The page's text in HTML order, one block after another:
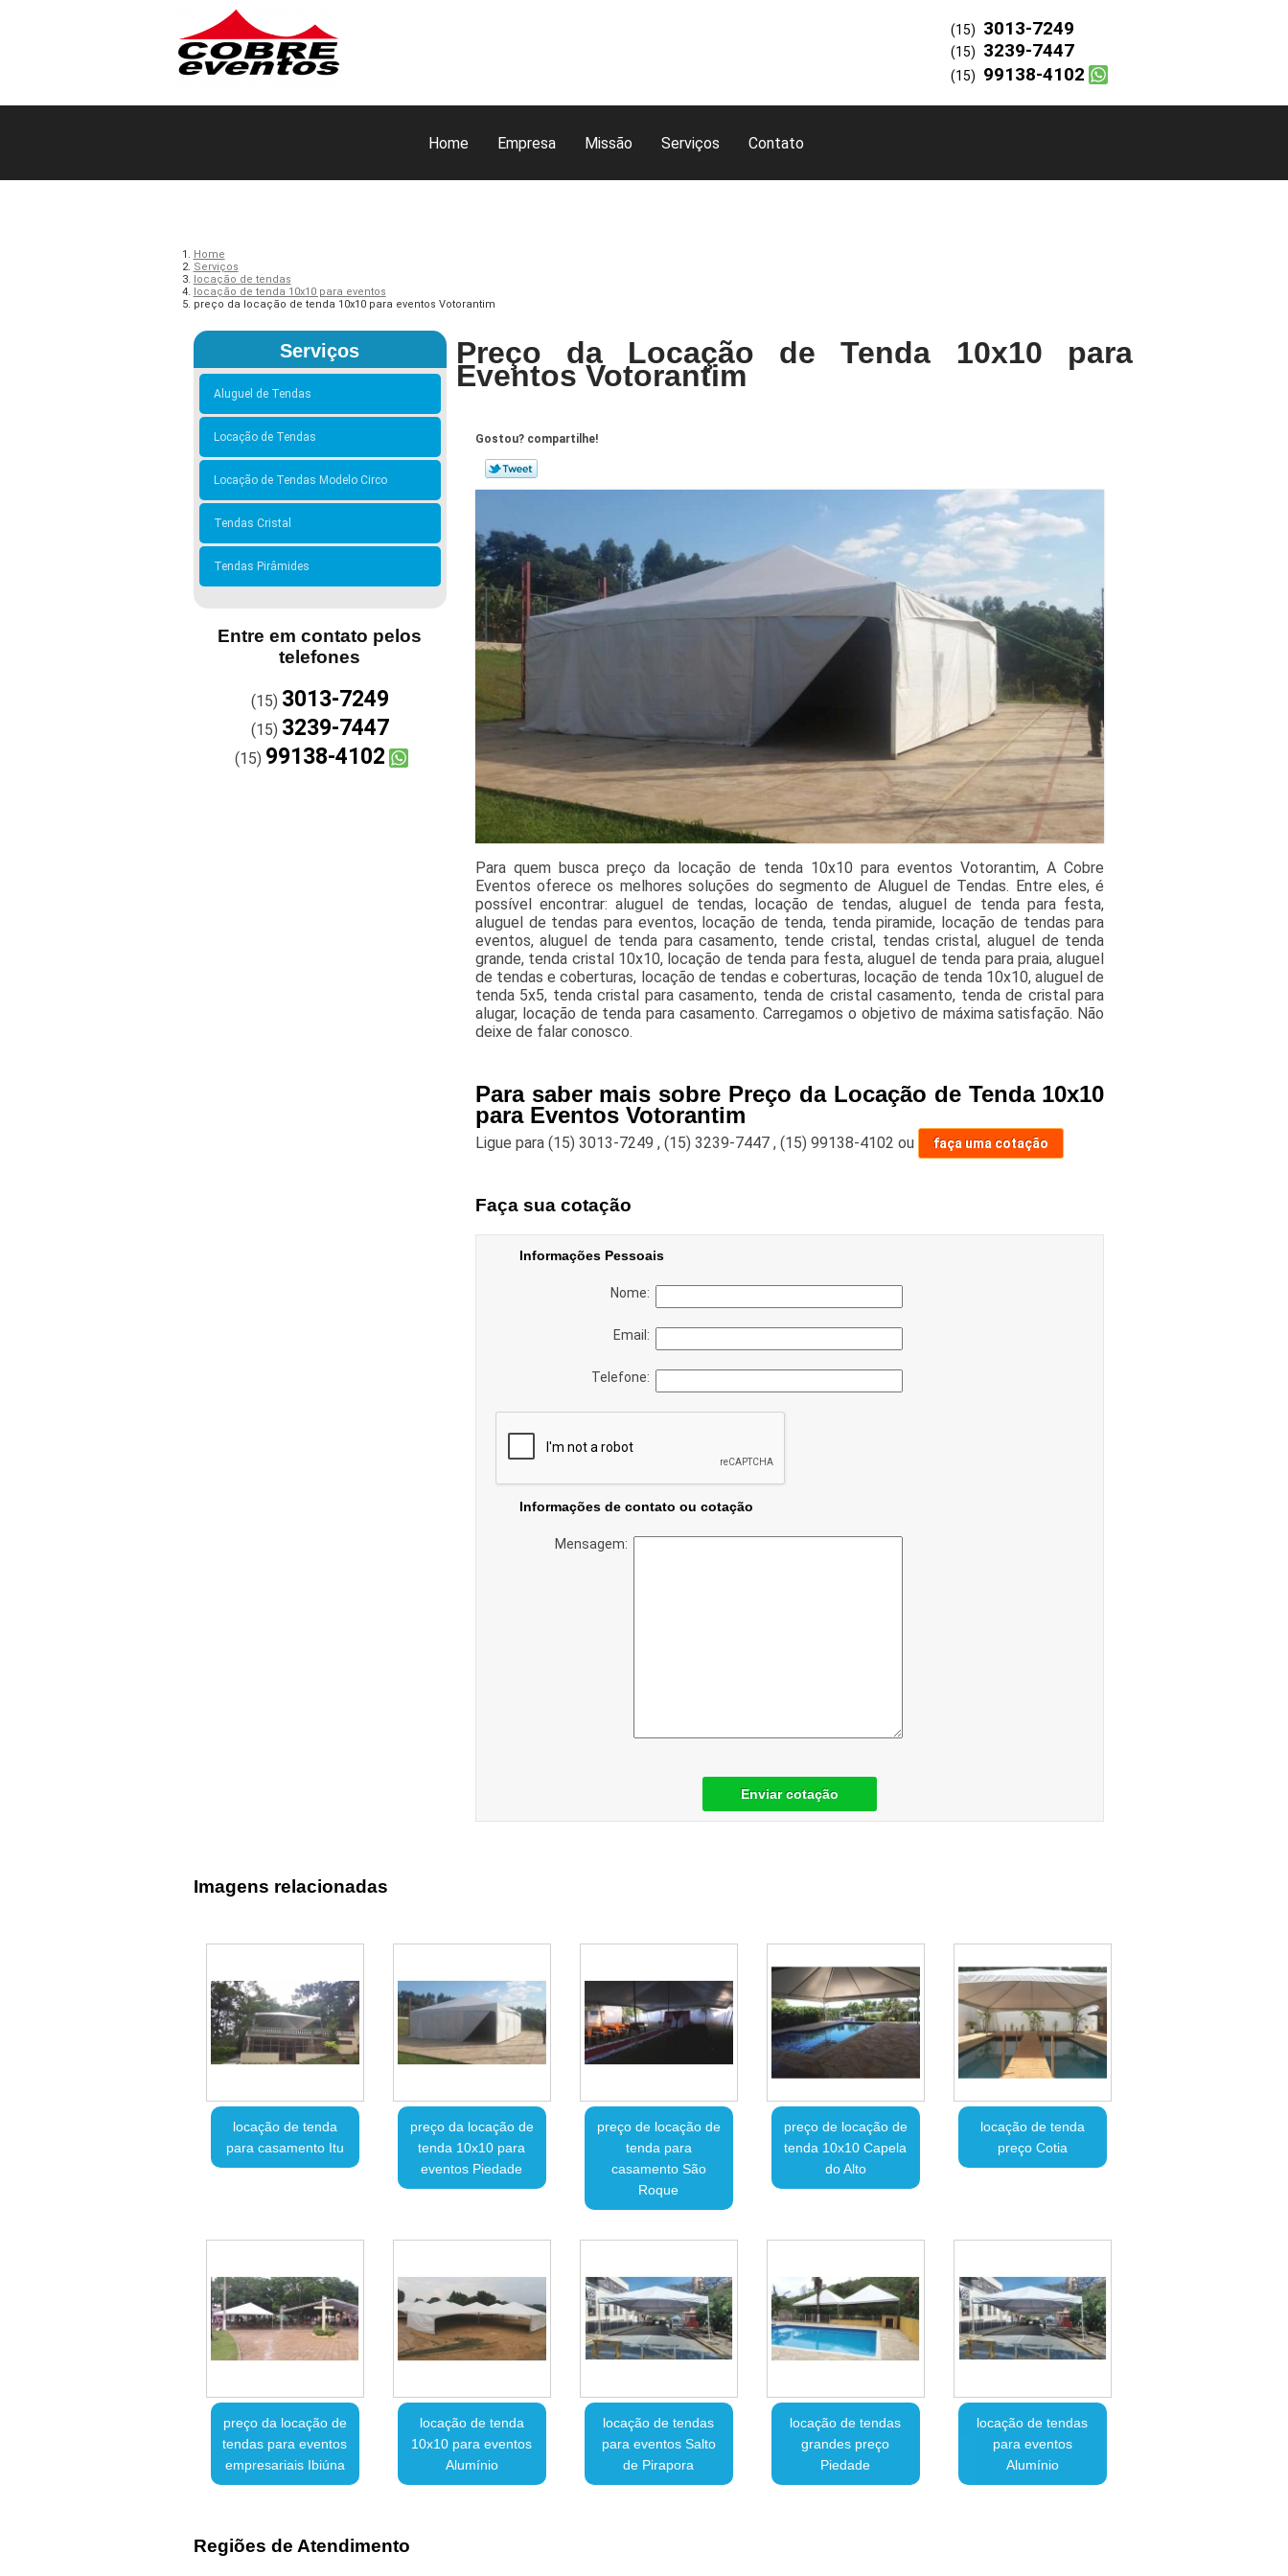
Home Empresa Missão Serviços Contato
(15) 3013-7249
(15) 3239-7447
(15) 99138-4102
Home
Serviços
locação de tendas
locação de tenda 10x10 para eventos
preço da locação de tenda 10x10 para eventos Votorantim
Serviços
Aluguel de Tendas
Locação de Tendas
Locação de Tendas Modelo Circo
Tendas Cristal
Tendas Pirâmides
Entre em contato pelos
telefones
(15) 3013-7249
(15) 3239-7447
(15) 99138-4102
Preço da Locação de Tenda 10x10 para
Eventos Votorantim
Gostou? compartilhe!
Para quem busca preço da locação de tenda 10x10 para eventos Votorantim, A Cobre
Eventos oferece os melhores soluções do segmento de Aluguel de Tendas. Entre eles, é
possível encontrar: aluguel de tendas, locação de tendas, aluguel de tenda para festa,
aluguel de tendas para eventos, locação de tenda, tenda piramide, locação de tendas para
eventos, aluguel de tenda para casamento, tende cristal, tendas cristal, aluguel de tenda
grande, tenda cristal 10x10, locação de tenda para festa, aluguel de tenda para praia, aluguel
de tendas e coberturas, locação de tendas e coberturas, locação de tenda 10x10, aluguel de
tenda 5x5, tenda cristal para casamento, tenda de cristal casamento, tenda de cristal para
alugar, locação de tenda para casamento. Carregamos o objetivo de máxima satisfação. Não
deixe de falar conosco.
Para saber mais sobre Preço da Locação de Tenda 10x10
para Eventos Votorantim
Ligue para (15) 3013-7249 , (15) 3239-7447 , (15) 99138-4102 ou faça uma cotação
Faça sua cotação
Informações Pessoais
Nome:
Email:
Telefone:
Informações de contato ou cotação
Mensagem:
Enviar cotação
Imagens relacionadas
locação de tenda
para casamento Itu
preço da locação de
tenda 10x10 para
eventos Piedade
preço de locação de
tenda para
casamento São
Roque
preço de locação de
tenda 10x10 Capela
do Alto
locação de tenda
preço Cotia
preço da locação de
tendas para eventos
empresariais Ibiúna
locação de tenda
10x10 para eventos
Alumínio
locação de tendas
para eventos Salto
de Pirapora
locação de tendas
grandes preço
Piedade
locação de tendas
para eventos
Alumínio
Regiões de Atendimento